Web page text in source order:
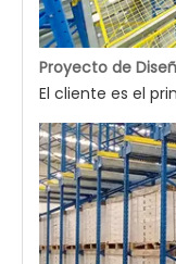
El cliente es el